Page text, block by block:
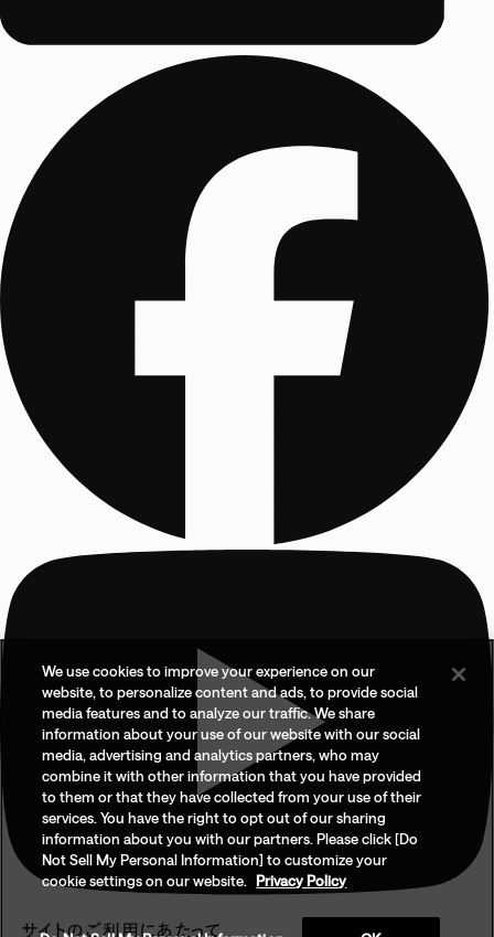
サイトのご利用にあたって
We use cookies to improve your experience on our
website, to personalize content and ads, to provide social
media features and to analyze our traffic. We share
information about your use of our website with our social
media, advertising and analytics partners, who may
combine it with other information that you have provided
to them or that they have collected from your use of their
services. You have the right to opt out of our sharing
information about you with our partners. Please click [Do
Not Sell My Personal Information] to customize your
cookie settings on our website.
Privacy Policy